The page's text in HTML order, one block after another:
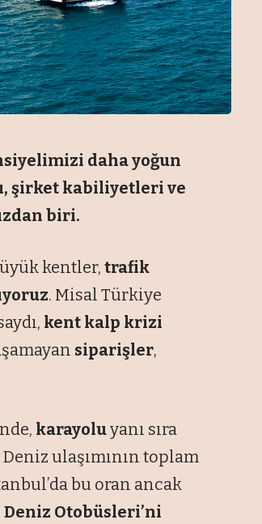
daha yoğun
şirket kabiliyetleri ve
biri.
kentler,trafik
. Misal Türkiye
kent kalp krizi
siparişler,
karayoluyanı sıra
ulaşımının toplam
bu oran ancak
Otobüsleri’ni